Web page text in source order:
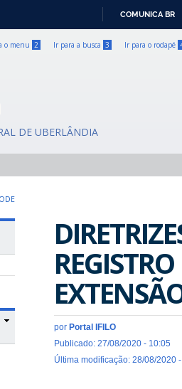
COMUNICA BR
o menu 2 Ir para a busca 3 Ir para o rodapé
DE UBERLÂNDIA
por Portal IFILO
Publicado: 27/08/2020 - 10:05
Última modificação: 28/08/2020